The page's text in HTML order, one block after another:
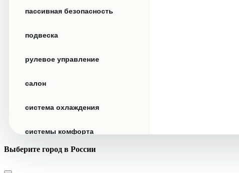
пассивная безопасность
подвеска
рулевое управление
салон
система охлаждения
системы комфорта
стекла
Выберите город в России